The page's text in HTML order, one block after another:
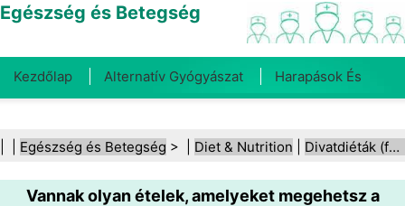
Egészség és Betegség
Kezdőlap Alternatív Gyógyászat Harapások És
Fogegészség Diéta És Táplálkozás Családi
Egészség Egészségügyi Ágazat Mentális Egészség
Egészség és Betegség > | Diet & Nutrition Divatdiéták (fad diéták)
Vannak olyan ételek, amelyeket megehetsz a